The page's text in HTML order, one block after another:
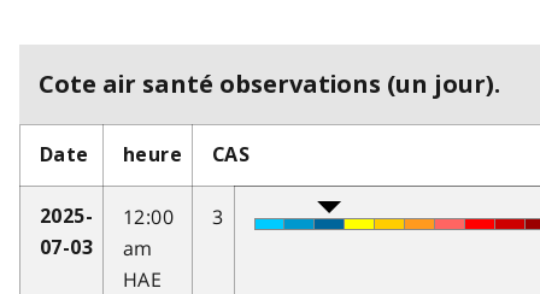
Cote air santé observations (un jour).
Date heure CAS
2025-
07-03
12:00
am
HAE
3